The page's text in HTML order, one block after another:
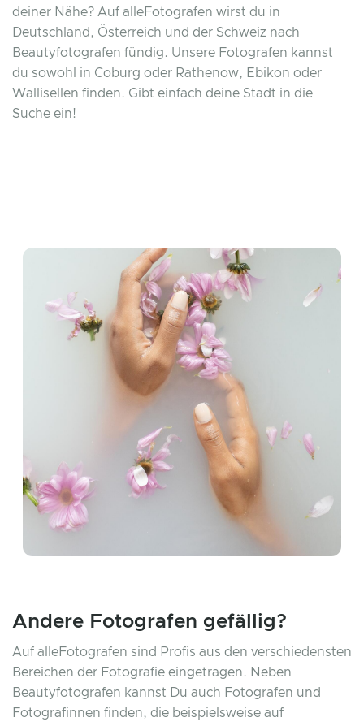
deiner Nähe? Auf alleFotografen wirst du in
Deutschland, Österreich und der Schweiz nach
Beautyfotografen fündig. Unsere Fotografen kannst
du sowohl in Coburg oder Rathenow, Ebikon oder
Wallisellen finden. Gibt einfach deine Stadt in die
Suche ein!
Andere Fotografen gefällig?
Auf alleFotografen sind Profis aus den verschiedensten
Bereichen der Fotografie eingetragen. Neben
Beautyfotografen kannst Du auch Fotografen und
Fotografinnen finden, die beispielsweise auf